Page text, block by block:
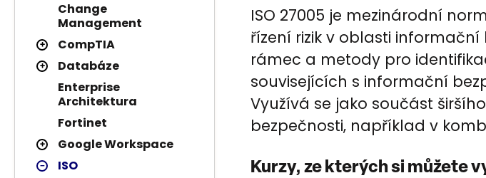
Change
Management
CompTIA
Databáze
Enterprise
Architektura
Fortinet
Google Workspace
ISO
ISO 27005 je mezinárodní
řízení rizik v oblasti informační
rámec a metody pro
souvisejících s informační
Využívá se jako součást
bezpečnosti, například v
Kurzy, ze kterých si můžete